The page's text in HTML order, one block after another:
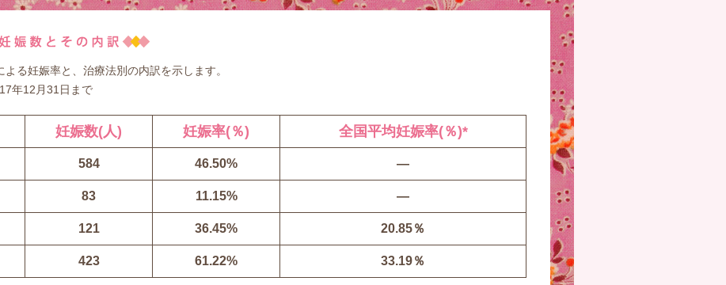
る妊娠率と、治療法別の内訳を示します。
年12月31日まで
妊娠数(人) 妊娠率(％) 全国平均妊娠率(％)*
584 46.50% ―
83 11.15% ―
121 36.45% 20.85％
423 61.22% 33.19％